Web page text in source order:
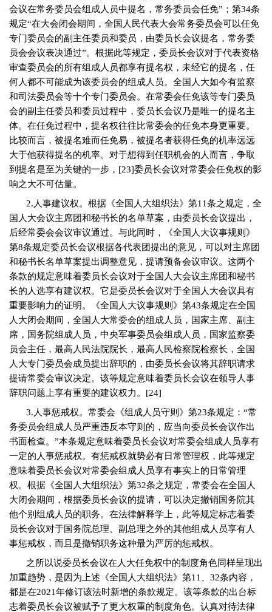
会议在常务委员会组成人员中提名，常务委员会任免”；第34条
规定“在大会闭会期间，全国人民代表大会常务委员会可以任免
专门委员会的副主任委员和委员，由委员长会议提名，常务委
员会会议表决通过”。根据此等规定，委员长会议对于代表资格
审查委员会的所有组成人员都享有提名权，未经它的提名，任
何人都不可能成为该委员会的组成人员。全国人大如今有监察
和司法委员会等十个专门委员会。在常委会任免该等专门委员
会的副主任委员和委员过程中，委员长会议乃是唯一的提名主
体。在任免过程中，提名权往往比常委会的任免本身更重要。
比较而言，被提名难而任免易，被提名者获得任免的机率远远
大于他获得提名的机率。对于想得到任职机会的人而言，争取
到提名是至为关键的一步， [23]委员长会议对常委会任免权的影
响之大不可估量。
2. 人事建议权。根据《全国人大组织法》第11条之规定，全
国人大会议主席团和秘书长的名单草案，由委员长会议提出，
后经常委会会议审议通过。与此同时，《全国人大议事规则》
第8条规定委员长会议根据各代表团提出的意见，可以对主席团
和秘书长名单草案提出调整意见，提请预备会议审议。这两个
条款的规定意味着委员长会议对于全国人大会议主席团和秘书
长的人选享有建议权。它是委员长会议对于全国人大会议具有
重要影响力的证明。《全国人大议事规则》第43条规定在全国
人大闭会期间，全国人大常委会的组成人员，国家主席、副主
席，国务院组成人员，中央军事委员会组成人员，国家监察委
员会主任，最高人民法院院长，最高人民检察院检察长，全国
人大专门委员会成员提出辞职的，由委员长会议将其辞职请求
提请常委会审议决定。该等规定意味着委员长会议在领导人事
辞职问题上享有重要的建议权力。 [24]
3. 人事惩戒权。常委会《组成人员守则》第23条规定：“常
务委员会组成人员严重违反本守则的，应当向委员长会议作出
书面检查。”本条规定意味着委员长会议对常委会组成人员享有
一定的人事惩戒权。有惩戒权就势必有日常管理权，此等规定
意味着委员长会议对常委会组成人员享有事实上的日常管理
权。根据《全国人大组织法》第32条之规定，常委会在全国人
大闭会期间，根据委员长会议的提请，可以决定撤销国务院其
他个别组成人员的职务。在法律解释学上，此等规定标志着委
员长会议对于国务院总理、副总理之外的其他组成人员享有人
事惩戒权，而且是撤销职务这种最为严厉的惩戒权。
之所以说委员长会议在人大任免权中的制度角色同样呈现出
加重趋势，是因为上述《全国人大组织法》第11 32条内容，
都是在2021年修订该法时新增的条款规定。该等条款的出台标
志着委员长会议被赋予了更大权重的制度角色。认真对待法律